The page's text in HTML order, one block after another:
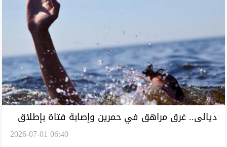
ديالى.. غرق مراهق في حمرين وإصابة فتاة بإطلاق
2026-07-01 06:40